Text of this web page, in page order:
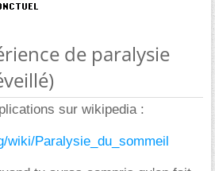
de paralysie
sur wikipedia :
wiki/Paralysie_du_sommeil